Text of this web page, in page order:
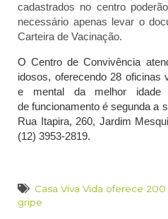
cadastrados no centro
necessário apenas levar o
Carteira de Vacinação.
O Centro de Convivência
idosos, oferecendo 28 oficinas
e mental da melhor idade
de funcionamento é segunda a
Rua Itapira, 260, Jardim
(12) 3953-2819.
Casa Viva Vida oferece
gripe